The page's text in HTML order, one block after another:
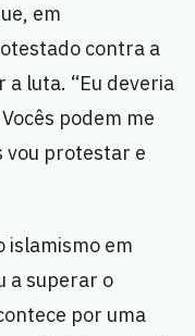
em
contra a
luta. “Eu deveria
podem me
vou protestar e
islamismo em
a superar o
por uma